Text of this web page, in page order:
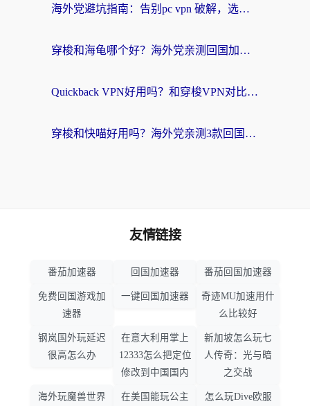
海外党避坑指南：告别pc vpn 破解，选对回国加速器轻松访问国内资源
穿梭和海龟哪个好？海外党亲测回国加速器，附电脑免费VPN推荐
Quickback VPN好用吗？和穿梭VPN对比哪个回国效果更好？海外党必看的真实测评与选择指南
穿梭和快喵好用吗？海外党亲测3款回国加速器，附日本回国VPN避坑指南
友情链接
番茄加速器 回国加速器 番茄回国加速器
免费回国游戏加
速器
一键回国加速器
奇迹MU加速用什
么比较好
钢岚国外玩延迟
很高怎么办
在意大利用掌上
12333怎么把定位
修改到中国国内
新加坡怎么玩七
人传奇：光与暗
之交战
海外玩魔兽世界 在美国能玩公主 怎么玩Dive欧服